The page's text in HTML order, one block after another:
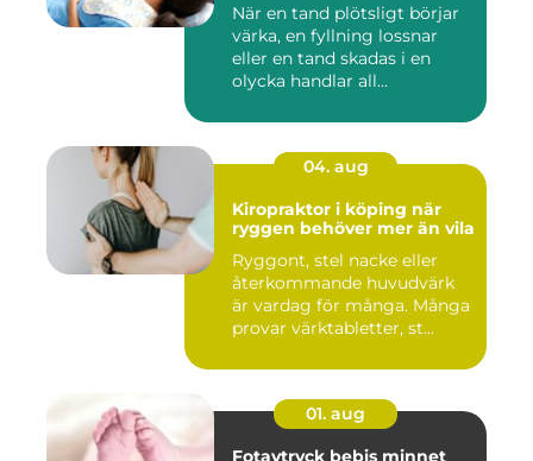
När en tand plötsligt börjar
värka, en fyllning lossnar
eller en tand skadas i en
olycka handlar all...
04. aug
Kiropraktor i köping när
ryggen behöver mer än vila
Ryggont, stel nacke eller
återkommande huvudvärk
är vardag för många. Många
provar värktabletter, st...
01. aug
Fotavtryck bebis minnet